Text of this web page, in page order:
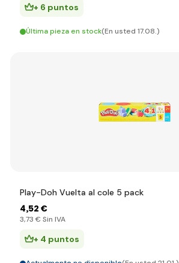
+ 6 puntos
Última pieza en stock(En usted 17.08.)
Play-Doh Vuelta al cole 5 pack
4,52 €
3,73 € Sin IVA
+ 4 puntos